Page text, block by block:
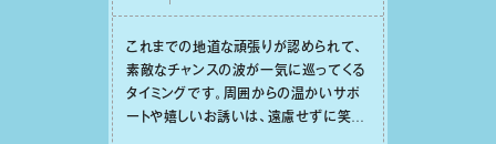
これまでの地道な頑張りが認められて、
素敵なチャンスの波が⼀気に巡ってくる
タイミングです。周囲からの温かいサポ
ートや嬉しいお誘いは、遠慮せずに笑顔